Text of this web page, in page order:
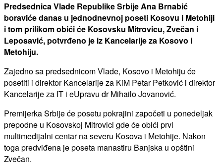
Predsednica Vlade Republike Srbije Ana Brnabić
boraviće danas u jednodnevnoj poseti Kosovu i Metohiji
i tom prilikom obići će Kosovsku Mitrovicu, Zvečan i
Leposavić, potvrđeno je iz Kancelarije za Kosovo i
Metohiju.
Zajedno sa predsednicom Vlade, Kosovo i Metohiju će
posetiti i direktor Kancelarije za KiM Petar Petković i direktor
Kancelarije za IT i eUpravu dr Mihailo Jovanović.
Premijerka Srbije će posetu pokrajini započeti u ponedeljak
prepodne u Kosovskoj Mitrovici gde će obići prvi
multimedijalni centar na severu Kosova i Metohije. Nakon
toga predviđena je poseta manastiru Banjska u opštini
Zvečan.